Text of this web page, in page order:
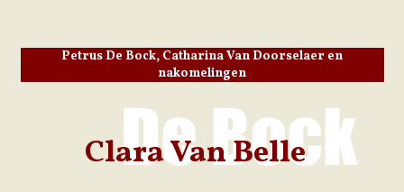
Petrus De Bock, Catharina Van Doorselaer en
nakomelingen
Clara Van Belle